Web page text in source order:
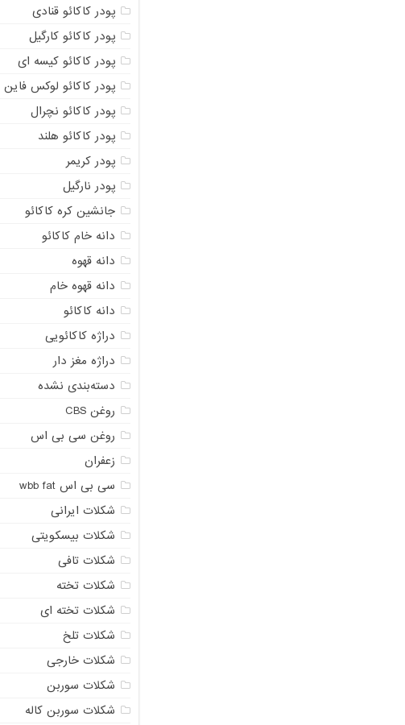
پودر کاکائو قنادی
پودر کاکائو کارگیل
پودر کاکائو کیسه ای
پودر کاکائو لوکس فاین
پودر کاکائو نچرال
پودر کاکائو هلند
پودر کریمر
پودر نارگیل
جانشین کره کاکائو
دانه خام کاکائو
دانه قهوه
دانه قهوه خام
دانه کاکائو
دراژه کاکائویی
دراژه مغز دار
دسته‌بندی نشده
روغن CBS
روغن سی بی اس
زعفران
سی بی اس wbb fat
شکلات ایرانی
شکلات بیسکویتی
شکلات تافی
شکلات تخته
شکلات تخته ای
شکلات تلخ
شکلات خارجی
شکلات سوربن
شکلات سوربن کاله